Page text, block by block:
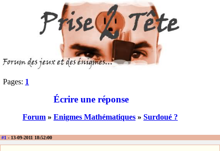
Pages: 1
Écrire une réponse
Forum » Enigmes Mathématiques » Surdoué ?
#1 - 13-09-2011 18:52:00